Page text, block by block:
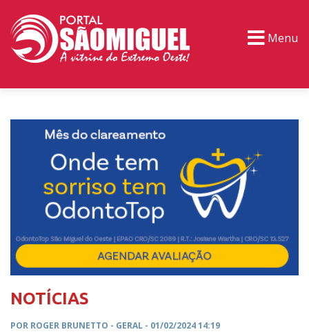
Menu
NOTÍCIAS
POR ROGER BRUNETTO - GERAL - 01/02/2024 14:19